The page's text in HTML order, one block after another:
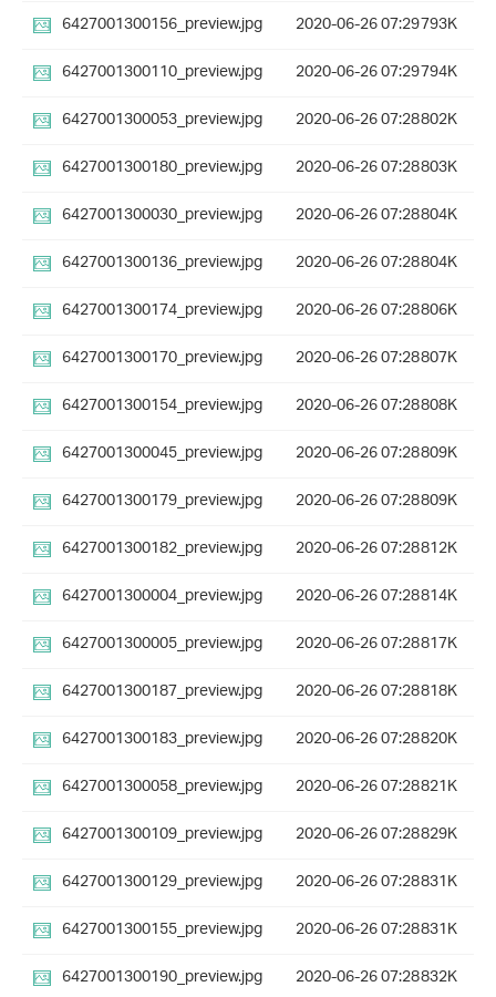
6427001300156_preview.jpg
2020-06-26 07:29793K
6427001300110_preview.jpg
2020-06-26 07:29794K
6427001300053_preview.jpg
2020-06-26 07:28802K
6427001300180_preview.jpg
2020-06-26 07:28803K
6427001300030_preview.jpg
2020-06-26 07:28804K
6427001300136_preview.jpg
2020-06-26 07:28804K
6427001300174_preview.jpg
2020-06-26 07:28806K
6427001300170_preview.jpg
2020-06-26 07:28807K
6427001300154_preview.jpg
2020-06-26 07:28808K
6427001300045_preview.jpg
2020-06-26 07:28809K
6427001300179_preview.jpg
2020-06-26 07:28809K
6427001300182_preview.jpg
2020-06-26 07:28812K
6427001300004_preview.jpg
2020-06-26 07:28814K
6427001300005_preview.jpg
2020-06-26 07:28817K
6427001300187_preview.jpg
2020-06-26 07:28818K
6427001300183_preview.jpg
2020-06-26 07:28820K
6427001300058_preview.jpg
2020-06-26 07:28821K
6427001300109_preview.jpg
2020-06-26 07:28829K
6427001300129_preview.jpg
2020-06-26 07:28831K
6427001300155_preview.jpg
2020-06-26 07:28831K
6427001300190_preview.jpg
2020-06-26 07:28832K